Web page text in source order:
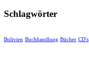
Schlagwörter
Bolivien Buchhandlung Bücher CD's